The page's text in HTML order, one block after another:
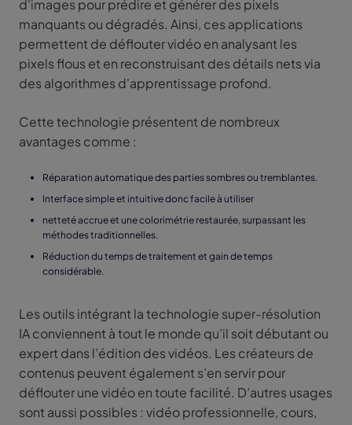
d'images pour prédire et générer des pixels
manquants ou dégradés. Ainsi, ces applications
permettent de déflouter vidéo en analysant les
pixels flous et en reconstruisant des détails nets via
des algorithmes d'apprentissage profond.
Cette technologie présentent de nombreux
avantages comme :
Réparation automatique des parties sombres ou tremblantes.
Interface simple et intuitive donc facile à utiliser
netteté accrue et une colorimétrie restaurée, surpassant les
méthodes traditionnelles.
Réduction du temps de traitement et gain de temps
considérable.
Les outils intégrant la technologie super-résolution
IA conviennent à tout le monde qu’il soit débutant ou
expert dans l’édition des vidéos. Les créateurs de
contenus peuvent également s’en servir pour
déflouter une vidéo en toute facilité. D’autres usages
sont aussi possibles : vidéo professionnelle, cours,